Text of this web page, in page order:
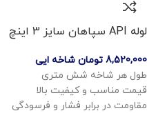
لوله API سپاهان سایز 3 اینچ
8,520,000 تومان شاخه ایی
طول هر شاخه شش متری
قیمت مناسب و کیفیت بالا
مقاومت در برابر فشار و فرسودگی